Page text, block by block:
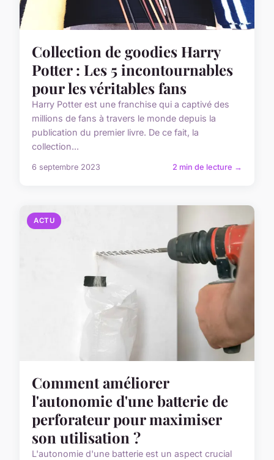
Collection de goodies Harry
Potter : Les 5 incontournables
pour les véritables fans
Harry Potter est une franchise qui a captivé des
millions de fans à travers le monde depuis la
publication du premier livre. De ce fait, la
collection...
6 septembre 2023 2 min de lecture →
ACTU
Comment améliorer
l'autonomie d'une batterie de
perforateur pour maximiser
son utilisation ?
L'autonomie d'une batterie est un aspect crucial